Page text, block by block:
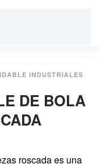
INDUSTRIALES
DE BOLA
roscada es una